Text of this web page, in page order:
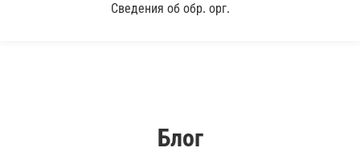
Сведения об обр. орг.
Блог